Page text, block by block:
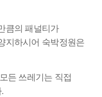
큼의 패널티가
지하시어 숙박정원은
든 쓰레기는 직접